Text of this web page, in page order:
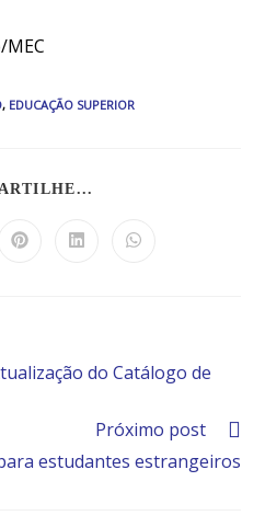
, EDUCAÇÃO SUPERIOR
do Catálogo de
Próximo post
estudantes estrangeiros